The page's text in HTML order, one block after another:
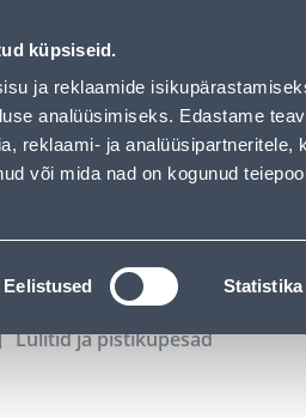
küpsiseid.
ja reklaamide
analüüsimiseks. Edastame
reklaami- ja analüüsipartneritele,
või mida nad on kogunud
Eelistused Statistika
Teenused Karjäärileht
KATALOOGID
Lülitid ja pistikupesad